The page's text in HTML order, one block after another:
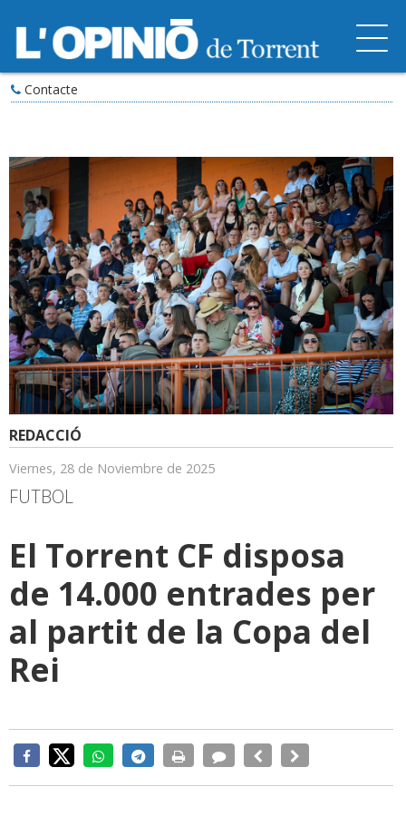
Contacte
REDACCIÓ
Viernes, 28 de Noviembre de 2025
FUTBOL
El Torrent CF disposa
de 14.000 entrades per
al partit de la Copa del
Rei